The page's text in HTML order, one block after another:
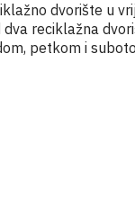
dvorište u
reciklažna
petkom i